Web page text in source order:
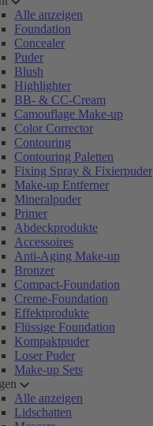
Alle anzeigen
Foundation
Concealer
Puder
Blush
Highlighter
BB- & CC-Cream
Camouflage Make-up
Color Corrector
Contouring
Contouring Paletten
Fixing Spray & Fixierpuder
Make-up Entferner
Mineralpuder
Primer
Abdeckprodukte
Accessoires
Anti-Aging Make-up
Bronzer
Compact-Foundation
Creme-Foundation
Effektprodukte
Flüssige Foundation
Kompaktpuder
Loser Puder
Make-up Sets
Alle anzeigen
Lidschatten